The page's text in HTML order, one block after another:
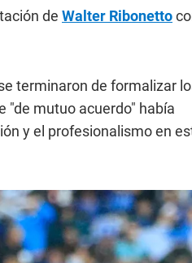
de Walter Ribonetto
terminaron de formalizar
"de mutuo acuerdo" había
y el profesionalismo en